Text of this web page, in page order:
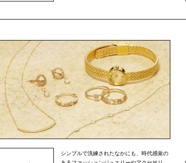
彩に展開。アガットは、その時々の女性の生
き方やファッションといった時代の流れを映
しながら、常に新しいファッションジュエリ
ーやアクセサリーを提案しています。
シンプルで洗練されたなかにも、時代感覚の